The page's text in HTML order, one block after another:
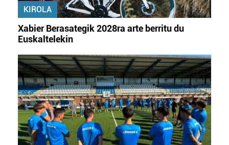
KIROLA
Xabier Berasategik 2028ra arte berritu du
Euskaltelekin